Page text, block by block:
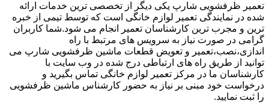
تعمیر ظرفشویی شارپ یکی دیگر از تخصصی ترین خدمات ارائه
شده در نمایندگی تعمیر لوازم خانگی است که توسط تیمی از خبره
ترین و مجرب ترین کارشناسان تعمیر انجام می شود.شما کاربران
گرامی در صورت نیاز به سرویس های مرتبط با راه
اندازی،نصب،تعمیر و تعویض قطعات ماشین ظرفشویی شارپ می
توانید از طریق راه های ارتباطی درج شده در وب سایت با
کارشناسان ما در مرکز تعمیر لوازم خانگی تماس بگیرید و
درخواست خود مبنی بر نیاز به حضور کارشناس ماشین ظرفشویی
را ثبت نمایید.